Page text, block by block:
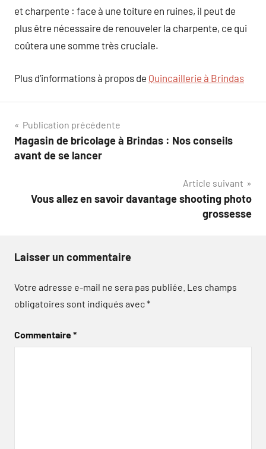
et charpente : face à une toiture en ruines, il peut de
plus être nécessaire de renouveler la charpente, ce qui
coûtera une somme très cruciale.
Plus d’informations à propos de Quincaillerie à Brindas
Navigation
de
Publication précédente
Magasin de bricolage à Brindas : Nos conseils
avant de se lancer
Article suivant
Vous allez en savoir davantage shooting photo
grossesse
Laisser un commentaire
Votre adresse e-mail ne sera pas publiée. Les champs
obligatoires sont indiqués avec*
Commentaire*